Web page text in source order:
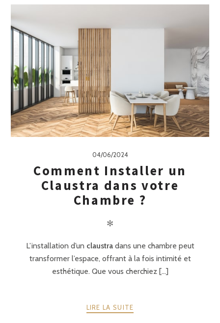
04/06/2024
Comment Installer un
Claustra dans votre
Chambre ?
✻
L’installation d’un claustradans une chambre peut
transformer l’espace, offrant à la fois intimité et
esthétique. Que vous cherchiez [...]
LIRE LA SUITE